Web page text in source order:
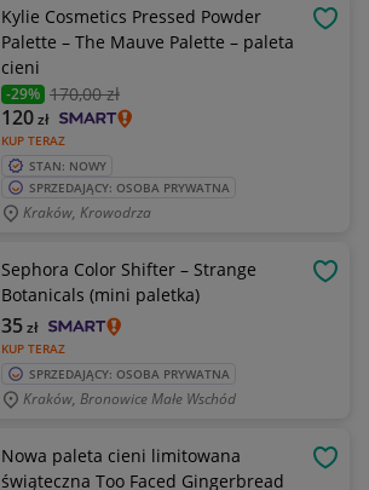
Kylie Cosmetics Pressed Powder
Palette – The Mauve Palette – paleta
cieni
-29% 170,00 zł
KUP TERAZ
120zł
STAN: NOWY
SPRZEDAJĄCY: OSOBA PRYWATNA
Kraków, Krowodrza
Sephora Color Shifter – Strange
Botanicals (mini paletka)
KUP TERAZ
35zł
SPRZEDAJĄCY: OSOBA PRYWATNA
Kraków, Bronowice Małe Wschód
Nowa paleta cieni limitowana
świąteczna Too Faced Gingerbread